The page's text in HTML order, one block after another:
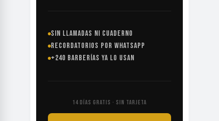
SIN LLAMADAS NI CUADERNO
RECORDATORIOS POR WHATSAPP
+240 BARBERÍAS YA LO USAN
14 DÍAS GRATIS · SIN TARJETA